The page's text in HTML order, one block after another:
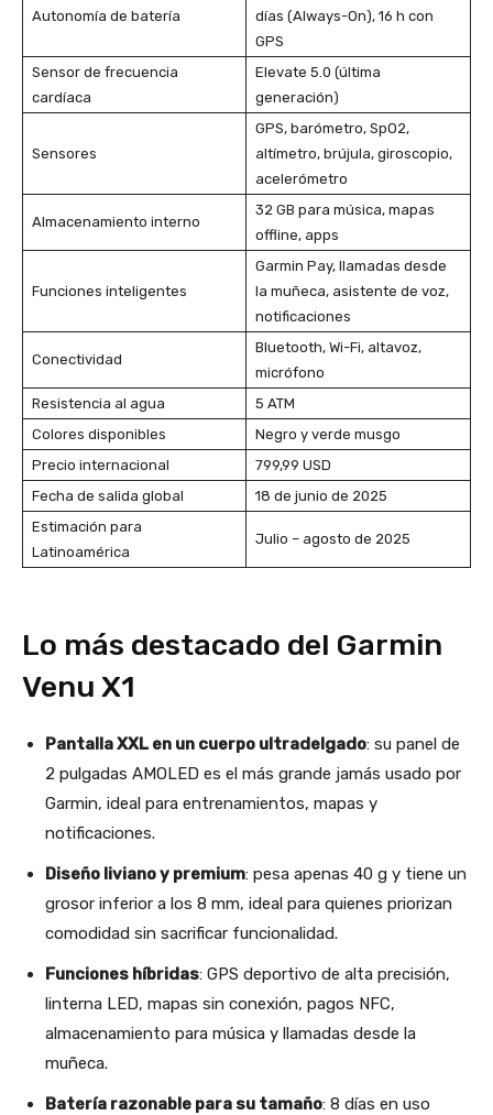
Autonomía de batería
días (Always-On), 16 h con
GPS
Sensor de frecuencia
cardíaca
Elevate 5.0 (última
generación)
Sensores
GPS, barómetro, SpO2,
altímetro, brújula, giroscopio,
acelerómetro
Almacenamiento interno
32 GB para música, mapas
offline, apps
Funciones inteligentes
Garmin Pay, llamadas desde
la muñeca, asistente de voz,
notificaciones
Conectividad
Bluetooth, Wi-Fi, altavoz,
micrófono
Resistencia al agua
5 ATM
Colores disponibles
Negro y verde musgo
Precio internacional
799,99 USD
Fecha de salida global
18 de junio de 2025
Estimación para
Latinoamérica
Julio – agosto de 2025
Lo más destacado del Garmin
Venu X1
Pantalla XXL en un cuerpo ultradelgado: su panel de
2 pulgadas AMOLED es el más grande jamás usado por
Garmin, ideal para entrenamientos, mapas y
notificaciones.
Diseño liviano y premium: pesa apenas 40 g y tiene un
grosor inferior a los 8 mm, ideal para quienes priorizan
comodidad sin sacrificar funcionalidad.
Funciones híbridas: GPS deportivo de alta precisión,
linterna LED, mapas sin conexión, pagos NFC,
almacenamiento para música y llamadas desde la
muñeca.
Batería razonable para su tamaño: 8 días en uso